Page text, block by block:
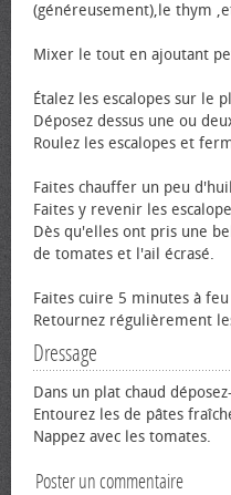
(généreusement),le thym
Mixer le tout en ajoutant
Étalez les escalopes sur le
Déposez dessus une ou
Roulez les escalopes et
Faites chauffer un peu
Faites y revenir les
Dès qu'elles ont pris une
de tomates et l'ail écrasé.
Faites cuire 5 minutes à
Retournez régulièrement
Dressage
Dans un plat chaud
Entourez les de pâtes
Nappez avec les tomates.
Poster un commentaire